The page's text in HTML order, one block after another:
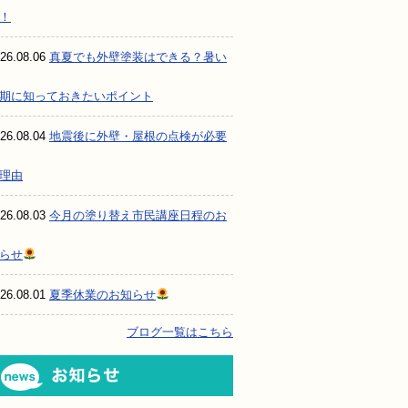
真夏でも外壁塗装はできる？暑い
に知っておきたいポイント
地震後に外壁・屋根の点検が必要
由
今月の塗り替え市民講座日程のお
せ
夏季休業のお知らせ
ブログ一覧はこちら